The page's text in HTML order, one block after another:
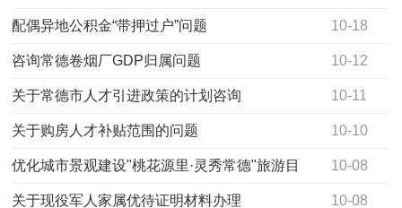
娜同志
配偶异地公积金“带押过户”问题 10-18
咨询常德卷烟厂GDP归属问题 10-12
关于常德市人才引进政策的计划咨询 10-11
关于购房人才补贴范围的问题 10-10
优化城市景观建设"桃花源里·灵秀常德"旅游目
的地
10-08
关于现役军人家属优待证明材料办理 10-08